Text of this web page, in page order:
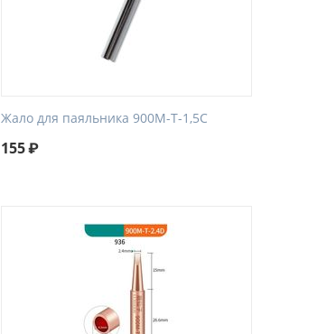
Жало для паяльника 900M-T-1,5C
155₽